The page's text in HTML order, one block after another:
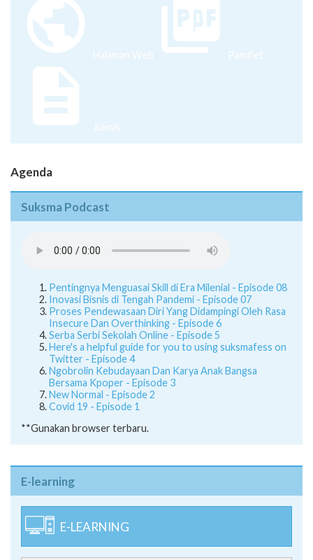
Halaman Web Pamflet
Juknis
Agenda
Suksma Podcast
Pentingnya Menguasai Skill di Era Milenial - Episode 08
Inovasi Bisnis di Tengah Pandemi - Episode 07
Proses Pendewasaan Diri Yang Didampingi Oleh Rasa
Insecure Dan Overthinking - Episode 6
Serba Serbi Sekolah Online - Episode 5
Here's a helpful guide for you to using suksmafess on
Twitter - Episode 4
Ngobrolin Kebudayaan Dan Karya Anak Bangsa
Bersama Kpoper - Episode 3
New Normal - Episode 2
Covid 19 - Episode 1
**Gunakan browser terbaru.
E-learning
E-LEARNING